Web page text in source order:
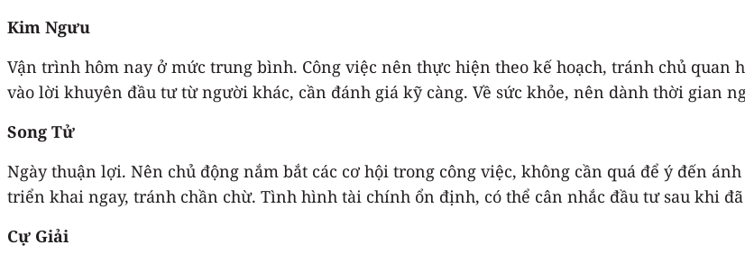
Kim Ngưu
Vận trình hôm nay ở mức trung bình. Công việc nên thực hiện theo kế hoạch, tránh chủ
vào lời khuyên đầu tư từ người khác, cần đánh giá kỹ càng. Về sức khỏe, nên dành thời gian
Song Tử
Ngày thuận lợi. Nên chủ động nắm bắt các cơ hội trong công việc, không cần quá để ý đến
triển khai ngay, tránh chần chừ. Tình hình tài chính ổn định, có thể cân nhắc đầu tư sau khi
Cự Giải